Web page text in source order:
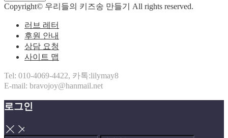
Copyright© 우리들의 키즈송 만들기 All rights reserved.
러브 레터
후원 안내
상담 요청
사이트 맵
Tel: 010-4069-4422, 카톡:lilymay8
E-mail: bravojoy@hanmail.net
로그인
닫기